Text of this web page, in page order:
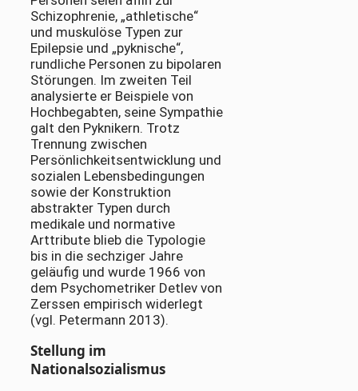
Schizophrenie, „athletische“
und muskulöse Typen zur
Epilepsie und „pyknische“,
rundliche Personen zu bipolaren
Störungen. Im zweiten Teil
analysierte er Beispiele von
Hochbegabten, seine Sympathie
galt den Pyknikern. Trotz
Trennung zwischen
Persönlichkeitsentwicklung und
sozialen Lebensbedingungen
sowie der Konstruktion
abstrakter Typen durch
medikale und normative
Arttribute blieb die Typologie
bis in die sechziger Jahre
geläufig und wurde 1966 von
dem Psychometriker Detlev von
Zerssen empirisch widerlegt
(vgl. Petermann 2013).
Stellung im
Nationalsozialismus